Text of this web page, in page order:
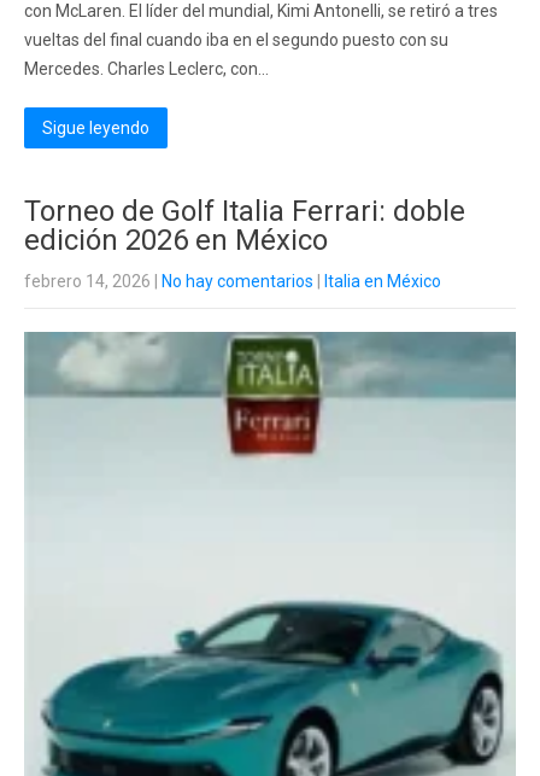
con McLaren. El líder del mundial, Kimi Antonelli, se retiró a tres
vueltas del final cuando iba en el segundo puesto con su
Mercedes. Charles Leclerc, con...
Sigue leyendo
Torneo de Golf Italia Ferrari: doble
edición 2026 en México
febrero 14, 2026 No hay comentarios Italia en México